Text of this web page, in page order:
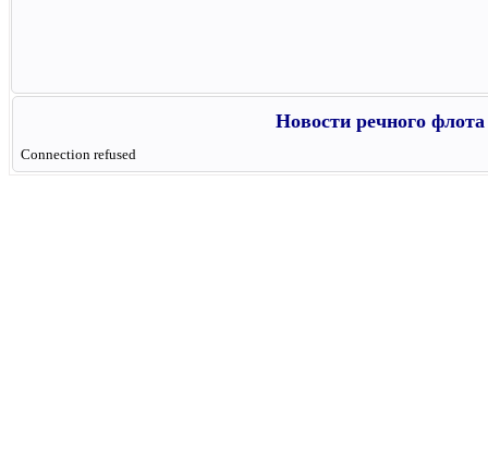
Новости речного
Connection refused